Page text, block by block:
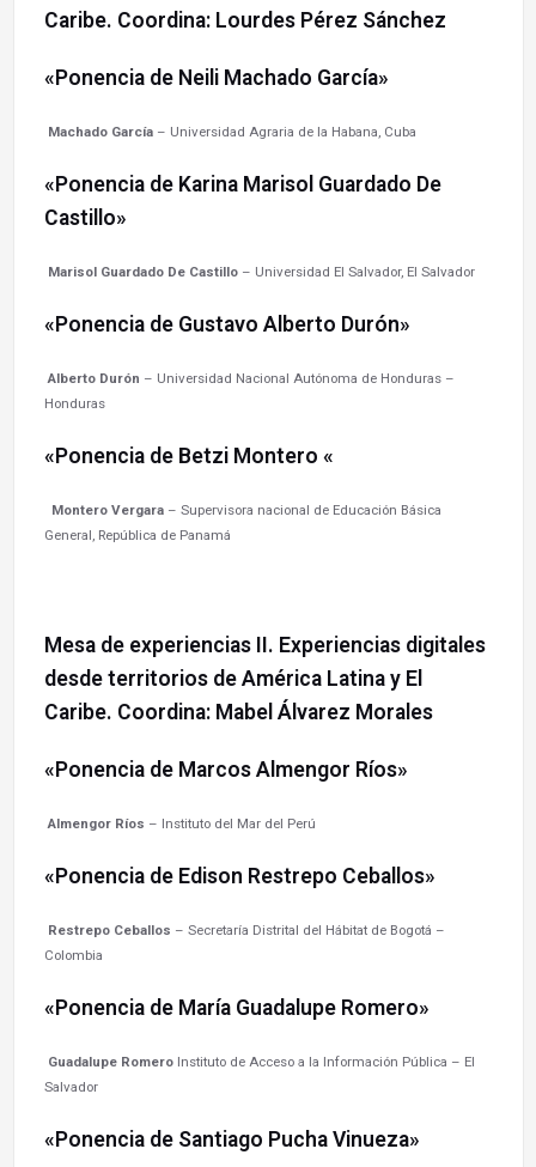
Caribe. Coordina: Lourdes Pérez Sánchez
«Ponencia de Neili Machado García»
Machado García– Universidad Agraria de la Habana, Cuba
«Ponencia de Karina Marisol Guardado De
Castillo»
Marisol Guardado De Castillo– Universidad El Salvador, El Salvador
«Ponencia de Gustavo Alberto Durón»
Alberto Durón – Universidad Nacional Autónoma de Honduras –
Honduras
«Ponencia de Betzi Montero «
Montero Vergara– Supervisora nacional de Educación Básica
General, República de Panamá
Mesa de experiencias II. Experiencias digitales
desde territorios de América Latina y El
Caribe. Coordina: Mabel Álvarez Morales
«Ponencia de Marcos Almengor Ríos»
Almengor Ríos – Instituto del Mar del Perú
«Ponencia de Edison Restrepo Ceballos»
Restrepo Ceballos – Secretaría Distrital del Hábitat de Bogotá –
Colombia
«Ponencia de María Guadalupe Romero»
Guadalupe RomeroInstituto de Acceso a la Información Pública – El
Salvador
«Ponencia de Santiago Pucha Vinueza»